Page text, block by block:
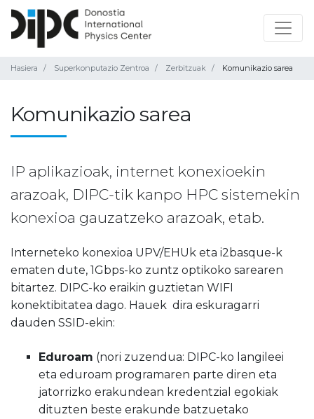
Hasiera Superkonputazio Zentroa Zerbitzuak Komunikazio sarea
Komunikazio sarea
IP aplikazioak, internet konexioekin
arazoak, DIPC-tik kanpo HPC sistemekin
konexioa gauzatzeko arazoak, etab.
Interneteko konexioa UPV/EHUk eta i2basque-k
ematen dute, 1Gbps-ko zuntz optikoko sarearen
bitartez. DIPC-ko eraikin guztietan WIFI
konektibitatea dago. Hauek dira eskuragarri
dauden SSID-ekin:
Eduroam (nori zuzendua: DIPC-ko langileei
eta eduroam programaren parte diren eta
jatorrizko erakundean kredentzial egokiak
dituzten beste erakunde batzuetako